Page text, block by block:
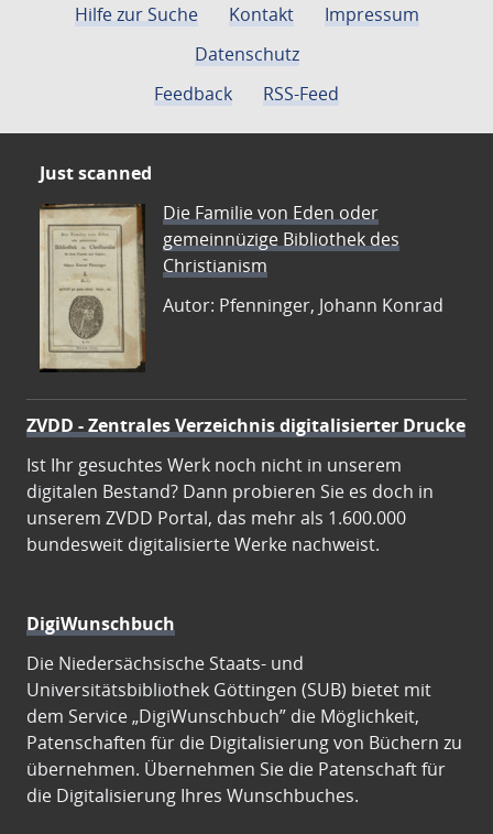
Hilfe zur Suche Kontakt
Impressum
Datenschutz
Feedback
RSS-Feed
Just scanned
Die Familie von Eden oder
gemeinnüzige Bibliothek des
Christianism
Autor: Pfenninger, Johann Konrad
ZVDD - Zentrales Verzeichnis digitalisierter Drucke
Ist Ihr gesuchtes Werk noch nicht in unserem
digitalen Bestand? Dann probieren Sie es doch in
unserem ZVDD Portal, das mehr als 1.600.000
bundesweit digitalisierte Werke nachweist.
DigiWunschbuch
Die Niedersächsische Staats- und
Universitätsbibliothek Göttingen (SUB) bietet mit
dem Service „DigiWunschbuch” die Möglichkeit,
Patenschaften für die Digitalisierung von Büchern zu
übernehmen. Übernehmen Sie die Patenschaft für
die Digitalisierung Ihres Wunschbuches.